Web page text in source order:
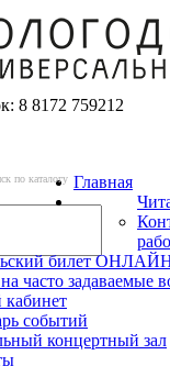
8 8172 759212
по каталогу Главная
билет
часто задаваемые
событий
концертный зал